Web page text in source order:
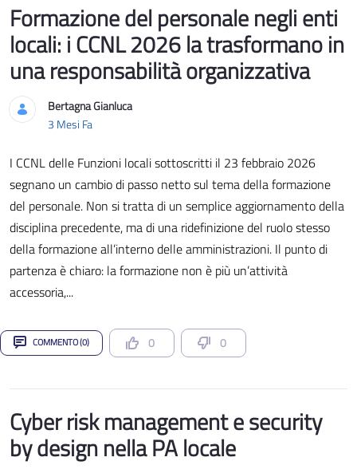
Formazione del personale negli enti
locali: i CCNL 2026 la trasformano in
una responsabilità organizzativa
Bertagna Gianluca
Data di Pubblicazione
3 Mesi Fa
I CCNL delle Funzioni locali sottoscritti il 23 febbraio 2026
segnano un cambio di passo netto sul tema della formazione
del personale. Non si tratta di un semplice aggiornamento della
disciplina precedente, ma di una ridefinizione del ruolo stesso
della formazione all’interno delle amministrazioni. Il punto di
partenza è chiaro: la formazione non è più un’attività
accessoria,...
COMMENTO (0) 0 0
Cyber risk management e security
by design nella PA locale